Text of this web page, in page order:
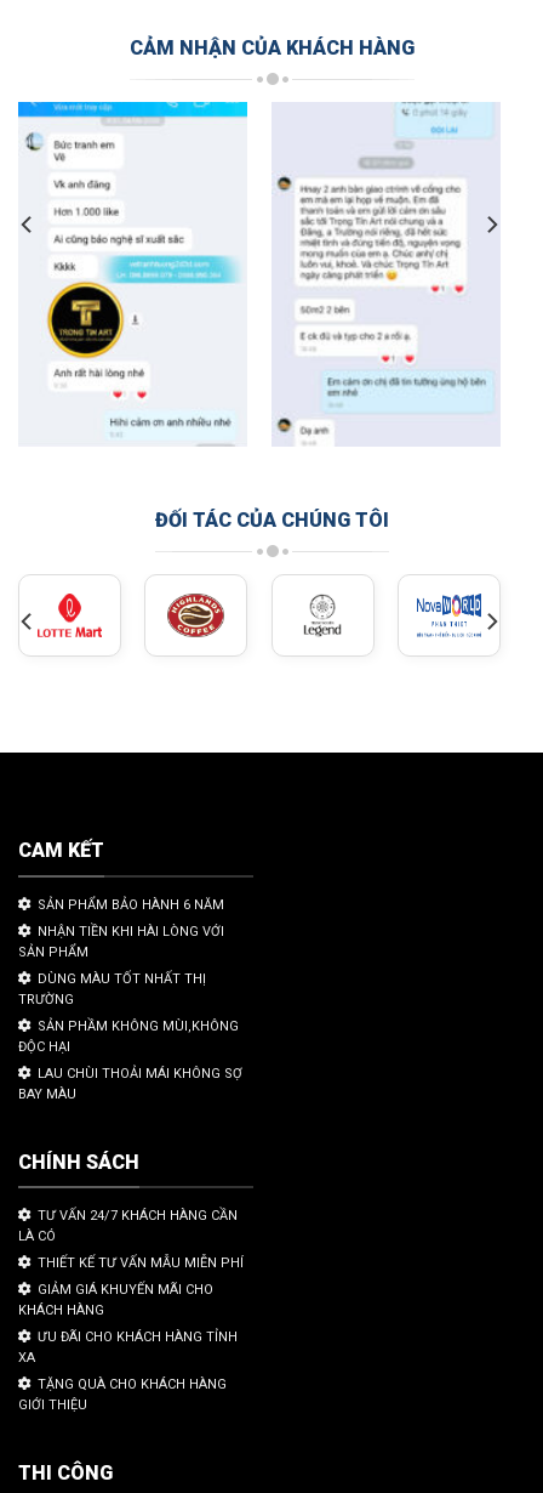
CẢM NHẬN CỦA KHÁCH HÀNG
ĐỐI TÁC CỦA CHÚNG TÔI
CAM KẾT
SẢN PHẨM BẢO HÀNH 6 NĂM
NHẬN TIỀN KHI HÀI LÒNG VỚI
SẢN PHẨM
DÙNG MÀU TỐT NHẤT THỊ
TRƯỜNG
SẢN PHẦM KHÔNG MÙI,KHÔNG
ĐỘC HẠI
LAU CHÙI THOẢI MÁI KHÔNG SỢ
BAY MÀU
CHÍNH SÁCH
TƯ VẤN 24/7 KHÁCH HÀNG CẦN
LÀ CÓ
THIẾT KẾ TƯ VẤN MẪU MIỄN PHÍ
GIẢM GIÁ KHUYẾN MÃI CHO
KHÁCH HÀNG
ƯU ĐÃI CHO KHÁCH HÀNG TỈNH
XA
TẶNG QUÀ CHO KHÁCH HÀNG
GIỚI THIỆU
THI CÔNG